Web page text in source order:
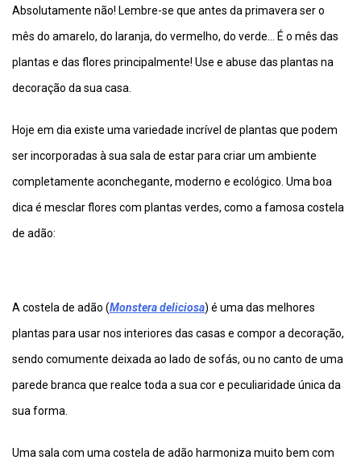
Absolutamente não! Lembre-se que antes da primavera ser o
mês do amarelo, do laranja, do vermelho, do verde… É o mês das
plantas e das flores principalmente! Use e abuse das plantas na
decoração da sua casa.
Hoje em dia existe uma variedade incrível de plantas que podem
ser incorporadas à sua sala de estar para criar um ambiente
completamente aconchegante, moderno e ecológico. Uma boa
dica é mesclar flores com plantas verdes, como a famosa costela
de adão:
A costela de adão (Monstera deliciosa) é uma das melhores
plantas para usar nos interiores das casas e compor a decoração,
sendo comumente deixada ao lado de sofás, ou no canto de uma
parede branca que realce toda a sua cor e peculiaridade única da
sua forma.
Uma sala com uma costela de adão harmoniza muito bem com